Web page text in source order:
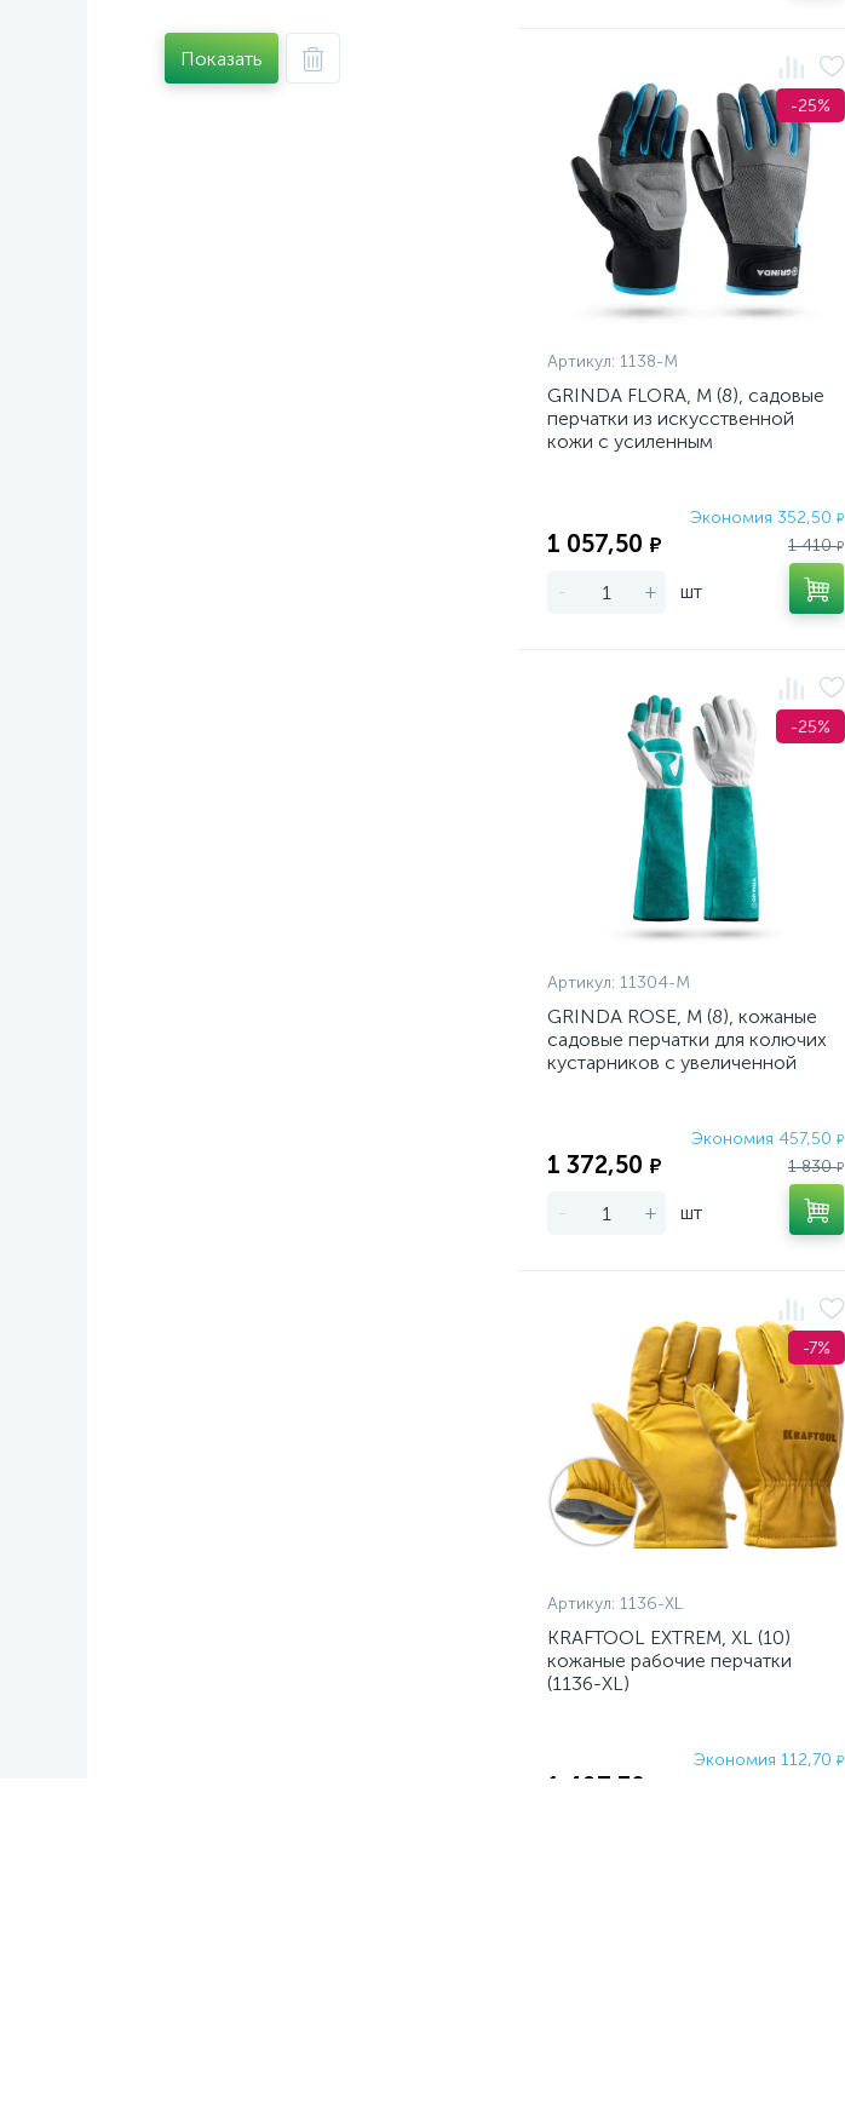
Показать
-25%
Артикул: 1138-M
GRINDA FLORA, M (8), садовые
перчатки из искусственной
кожи с усиленным
Экономия 352,50 ₽
1 057,50 ₽ 1 410₽
- + шт
-25%
Артикул: 11304-M
GRINDA ROSE, M (8), кожаные
садовые перчатки для колючих
кустарников с увеличенной
Экономия 457,50 ₽
1 372,50 ₽ 1 830₽
- + шт
-7%
Артикул: 1136-XL
KRAFTOOL EXTREM, XL (10)
кожаные рабочие перчатки
(1136-XL)
Экономия 112,70 ₽
1 497,30